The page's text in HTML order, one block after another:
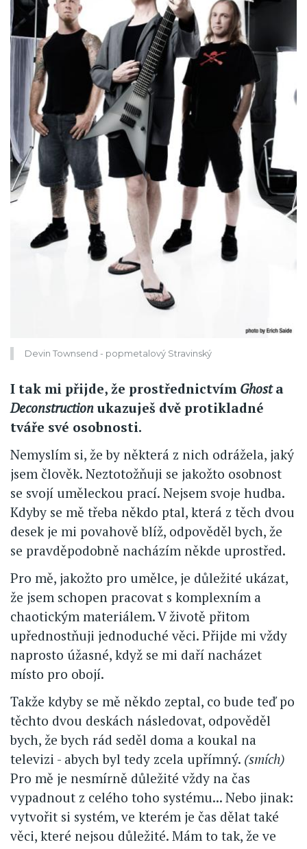
Devin Townsend - popmetalový Stravinský
I tak mi přijde, že prostřednictvím Ghosta
Deconstruction ukazuješ dvě protikladné
tváře své osobnosti.
Nemyslím si, že by některá z nich odrážela, jaký
jsem člověk. Neztotožňuji se jakožto osobnost
se svojí uměleckou prací. Nejsem svoje hudba.
Kdyby se mě třeba někdo ptal, která z těch dvou
desek je mi povahově blíž, odpověděl bych, že
se pravděpodobně nacházím někde uprostřed.
Pro mě, jakožto pro umělce, je důležité ukázat,
že jsem schopen pracovat s komplexním a
chaotickým materiálem. V životě přitom
upřednostňuji jednoduché věci. Přijde mi vždy
naprosto úžasné, když se mi daří nacházet
místo pro obojí.
Takže kdyby se mě někdo zeptal, co bude teď po
těchto dvou deskách následovat, odpověděl
bych, že bych rád seděl doma a koukal na
televizi - abych byl tedy zcela upřímný. (smích)
Pro mě je nesmírně důležité vždy na čas
vypadnout z celého toho systému... Nebo jinak:
vytvořit si systém, ve kterém je čas dělat také
věci, které nejsou důležité. Mám to tak, že ve